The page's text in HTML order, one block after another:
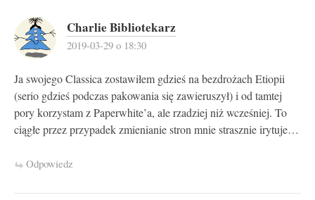
Charlie Bibliotekarz
2019-03-29 o 18:30
Ja swojego Classica zostawiłem gdzieś na bezdrożach Etiopii
(serio gdzieś podczas pakowania się zawieruszył) i od tamtej
pory korzystam z Paperwhite’a, ale rzadziej niż wcześniej. To
ciągłe przez przypadek zmienianie stron mnie strasznie irytuje…
Odpowiedz